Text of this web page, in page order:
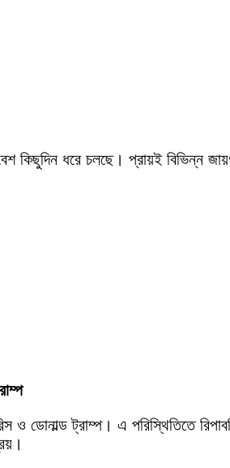
কিছুদিন ধরে চলছে। প্রায়ই বিভিন্ন
ও ডোনাল্ড ট্রাম্প। এ পরিস্থিতিতে